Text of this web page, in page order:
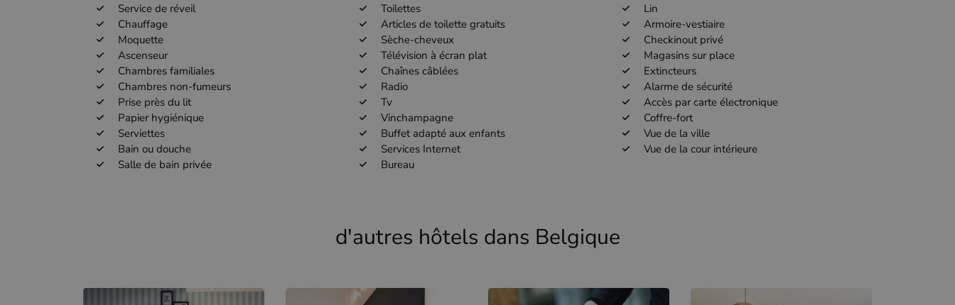
Service de réveil
Chauffage
Moquette
Ascenseur
Chambres familiales
Chambres non-fumeurs
Prise près du lit
Papier hygiénique
Serviettes
Bain ou douche
Salle de bain privée
Toilettes
Articles de toilette gratuits
Sèche-cheveux
Télévision à écran plat
Chaînes câblées
Radio
Tv
Vinchampagne
Buffet adapté aux enfants
Services Internet
Bureau
Lin
Armoire-vestiaire
Checkinout privé
Magasins sur place
Extincteurs
Alarme de sécurité
Accès par carte électronique
Coffre-fort
Vue de la ville
Vue de la cour intérieure
d'autres hôtels dans Belgique